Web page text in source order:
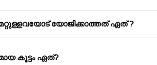
യോജിക്കാത്തത് ഏത് ?
കൂട്ടം ഏത്?